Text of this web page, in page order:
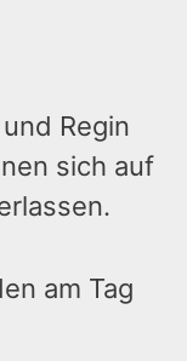
Regin
sich auf
am Tag